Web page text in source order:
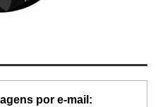
por e-mail: